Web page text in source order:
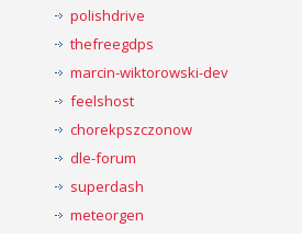
polishdrive
thefreegdps
marcin-wiktorowski-dev
feelshost
chorekpszczonow
dle-forum
superdash
meteorgen